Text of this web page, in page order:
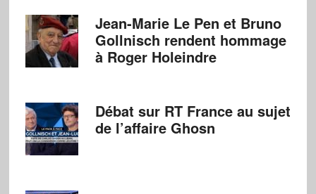
Jean-Marie Le Pen et Bruno
Gollnisch rendent hommage
à Roger Holeindre
Débat sur RT France au sujet
de l’affaire Ghosn